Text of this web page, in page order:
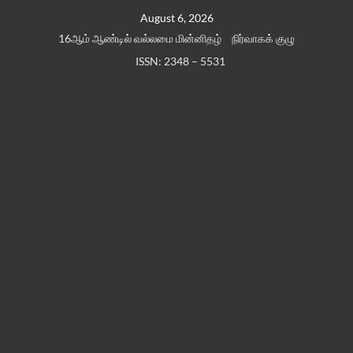
August 6, 2026
16ஆம் ஆண்டில் வல்லமை மின்னிதழ்
நிர்வாகக் குழு
ISSN: 2348 – 5531